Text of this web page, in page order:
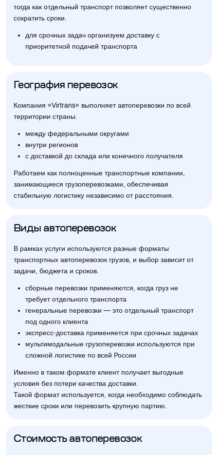
тогда как отдельный транспорт позволяет существенно
сократить сроки.
для срочных задач организуем доставку с
приоритетной подачей транспорта
География перевозок
Компания «Virtrans» выполняет автоперевозки по всей
территории страны.
между федеральными округами
внутри регионов
с доставкой до склада или конечного получателя
Работаем как полноценные транспортные компании,
занимающиеся грузоперевозками, обеспечивая
стабильную логистику независимо от расстояния.
Виды автоперевозок
В рамках услуги используются разные форматы
транспортных автоперевозок грузов, и выбор зависит от
задачи, бюджета и сроков.
сборные перевозки применяются, когда груз не
требует отдельного транспорта
генеральные перевозки — это отдельный транспорт
под одного клиента
экспресс-доставка применяется при срочных задачах
мультимодальные грузоперевозки используются при
сложной логистике по всей России
Именно в таком формате клиент получает выгодные
условия без потери качества доставки.
Такой формат используется, когда необходимо соблюдать
жесткие сроки или перевозить крупную партию.
Стоимость автоперевозок